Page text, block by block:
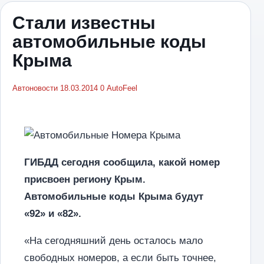
Стали известны
автомобильные коды
Крыма
Автоновости 18.03.2014 0 AutoFeel
ГИБДД сегодня сообщила, какой номер
присвоен региону Крым.
Автомобильные коды Крыма будут
«92» и «82».
«На сегодняшний день осталось мало
свободных номеров, а если быть точнее,